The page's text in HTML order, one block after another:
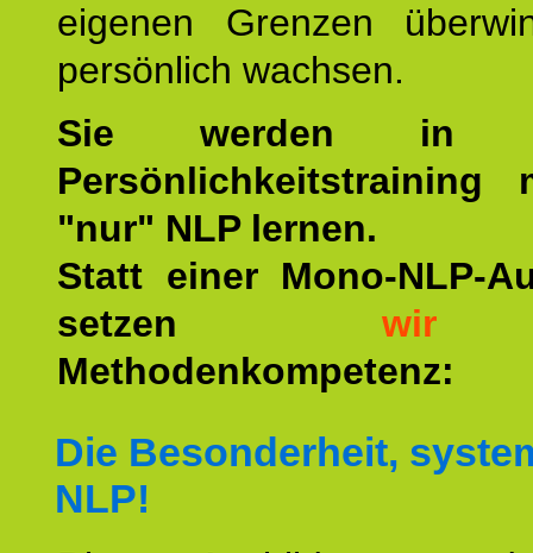
eigenen Grenzen
persönlich wachsen.
Sie werden in
Persönlichkeitstraining
"nur" NLP lernen.
Statt einer Mono-NLP-
setzen wir
Methodenkompetenz:
Die Besonderheit,
NLP!